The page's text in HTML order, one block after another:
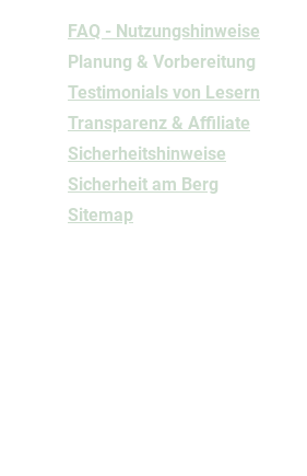
FAQ - Nutzungshinweise
Planung & Vorbereitung
Testimonials von Lesern
Transparenz & Affiliate
Sicherheitshinweise
Sicherheit am Berg
Sitemap